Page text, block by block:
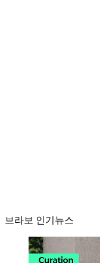
브라보 인기뉴스